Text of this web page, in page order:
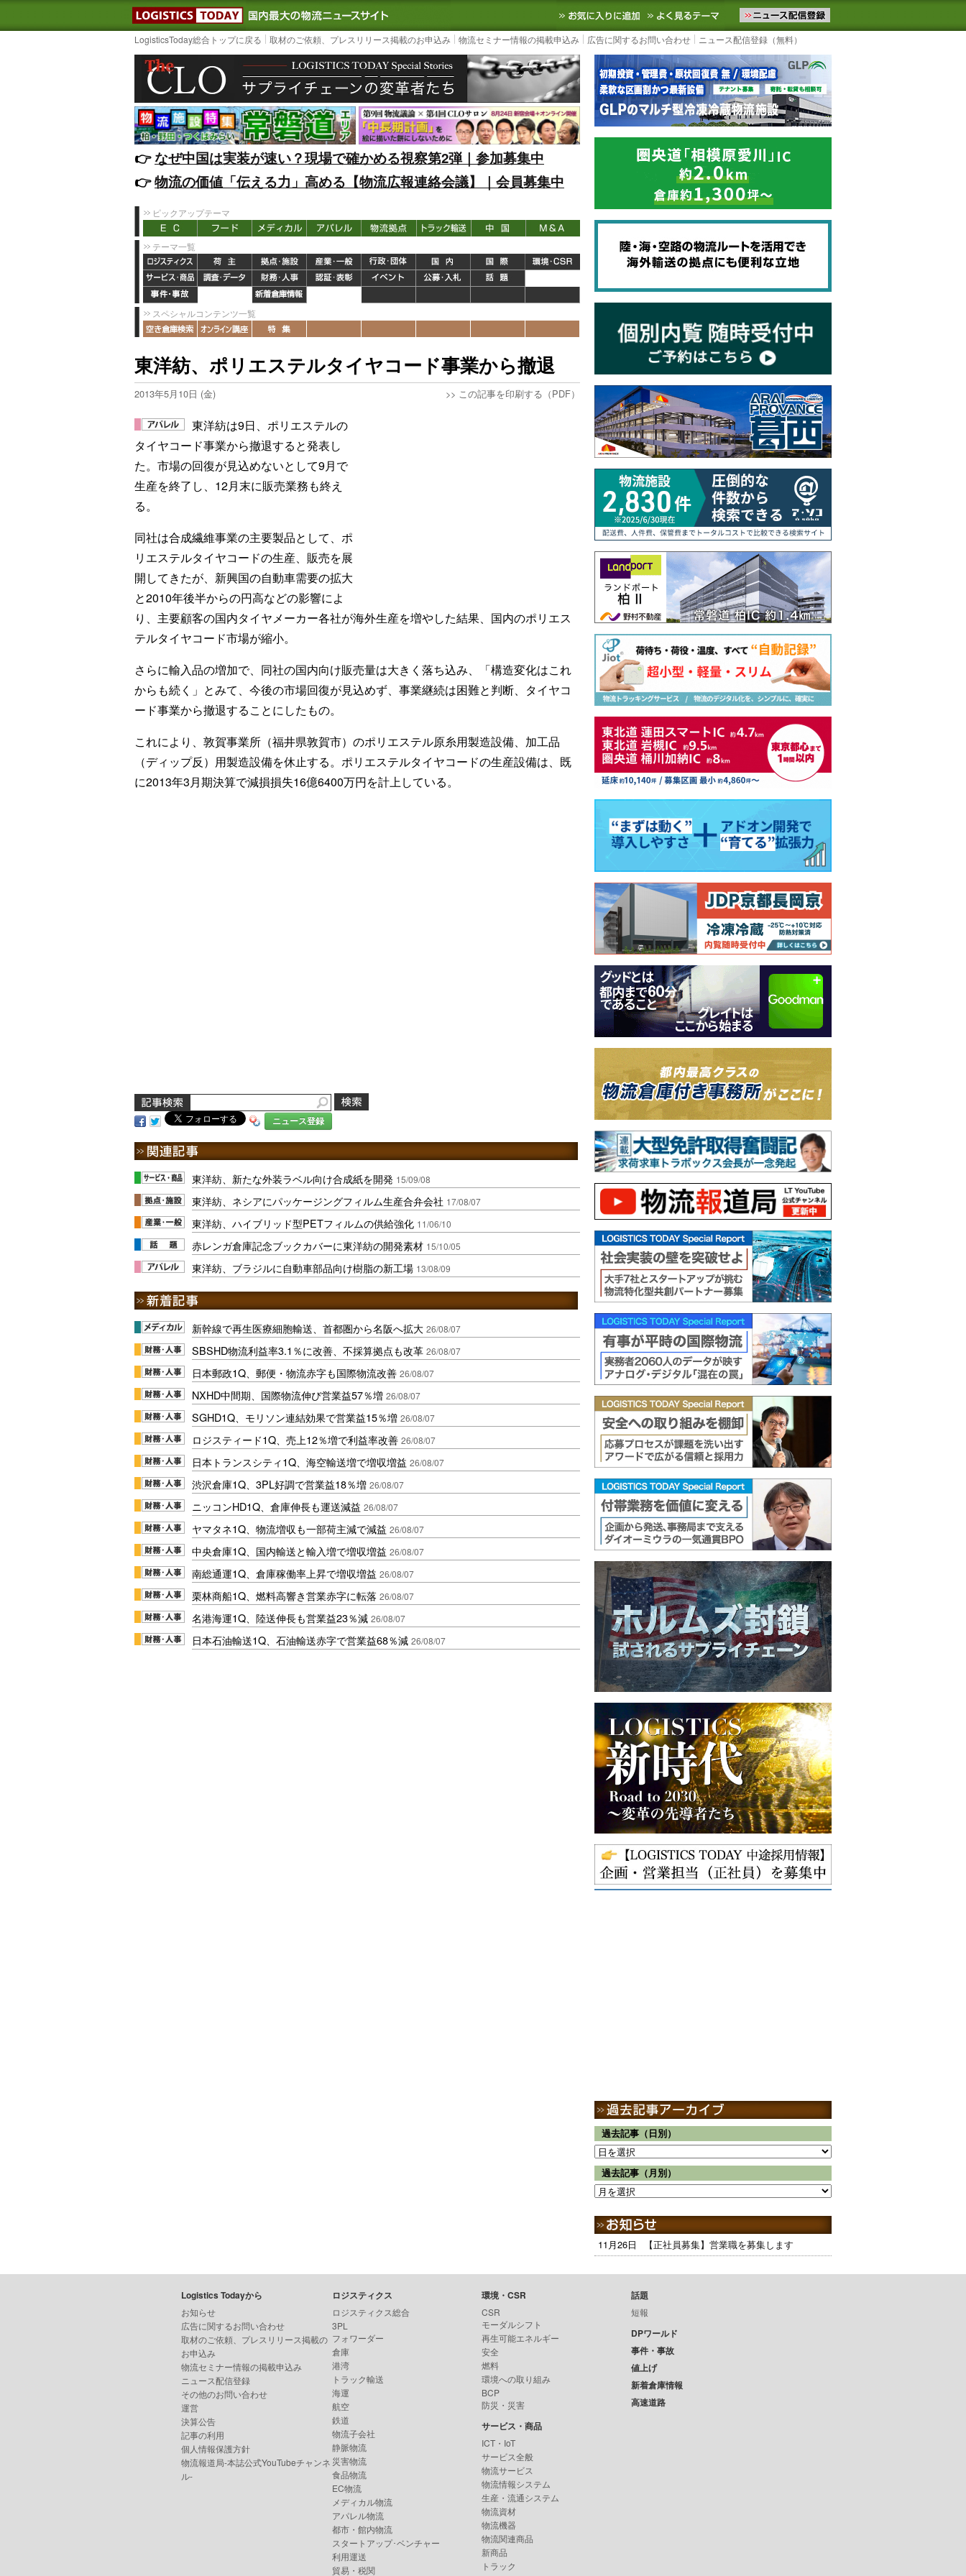
LOGISTICS TODAY｜国内最大の物流ニュースサイト3PL, SCMなど国内外の最新の物流ニュースをお届けします。物流ニュースメール配信を登録す
お気に入りに追加 よく見るテーマ
LogisticsToday総合トップに戻る 取材のご依頼、プレスリリース掲載のお申込み 物流セミナー情報の掲載申込み 広告に関するお問い合わせ ニュース配信登録（無料）
👉️なぜ中国は実装が速い？現場で確かめる視察第2弾｜参加募集中
👉️物流の価値「伝える力」高める【物流広報連絡会議】｜会員募集中
ピックアップテーマ
テーマ一覧
スペシャルコンテンツ一覧
東洋紡、ポリエステルタイヤコード事業から撤退
2013年5月10日 (金) >> この記事を印刷する（PDF）
東洋紡は9日、ポリエステルの
タイヤコード事業から撤退すると発表し
た。市場の回復が見込めないとして9月で
生産を終了し、12月末に販売業務も終え
る。
同社は合成繊維事業の主要製品として、ポ
リエステルタイヤコードの生産、販売を展
開してきたが、新興国の自動車需要の拡大
と2010年後半からの円高などの影響によ
り、主要顧客の国内タイヤメーカー各社が海外生産を増やした結果、国内のポリエス
テルタイヤコード市場が縮小。
さらに輸入品の増加で、同社の国内向け販売量は大きく落ち込み、「構造変化はこれ
からも続く」とみて、今後の市場回復が見込めず、事業継続は困難と判断、タイヤコ
ード事業から撤退することにしたもの。
これにより、敦賀事業所（福井県敦賀市）のポリエステル原糸用製造設備、加工品
（ディップ反）用製造設備を休止する。ポリエステルタイヤコードの生産設備は、既
に2013年3月期決算で減損損失16億6400万円を計上している。
ニュース登録
東洋紡、新たな外装ラベル向け合成紙を開発 15/09/08
東洋紡、ネシアにパッケージングフィルム生産合弁会社 17/08/07
東洋紡、ハイブリッド型PETフィルムの供給強化 11/06/10
赤レンガ倉庫記念ブックカバーに東洋紡の開発素材 15/10/05
東洋紡、ブラジルに自動車部品向け樹脂の新工場 13/08/09
新幹線で再生医療細胞輸送、首都圏から名阪へ拡大 26/08/07
SBSHD物流利益率3.1％に改善、不採算拠点も改革 26/08/07
日本郵政1Q、郵便・物流赤字も国際物流改善 26/08/07
NXHD中間期、国際物流伸び営業益57％増 26/08/07
SGHD1Q、モリソン連結効果で営業益15％増 26/08/07
ロジスティード1Q、売上12％増で利益率改善 26/08/07
日本トランスシティ1Q、海空輸送増で増収増益 26/08/07
渋沢倉庫1Q、3PL好調で営業益18％増 26/08/07
ニッコンHD1Q、倉庫伸長も運送減益 26/08/07
ヤマタネ1Q、物流増収も一部荷主減で減益 26/08/07
中央倉庫1Q、国内輸送と輸入増で増収増益 26/08/07
南総通運1Q、倉庫稼働率上昇で増収増益 26/08/07
栗林商船1Q、燃料高響き営業赤字に転落 26/08/07
名港海運1Q、陸送伸長も営業益23％減 26/08/07
日本石油輸送1Q、石油輸送赤字で営業益68％減 26/08/07
過去記事（日別）
過去記事（月別）
11月26日 【正社員募集】営業職を募集します
Logistics Todayから
お知らせ
広告に関するお問い合わせ
取材のご依頼、プレスリリース掲載の
お申込み
物流セミナー情報の掲載申込み
ニュース配信登録
その他のお問い合わせ
運営
決算公告
記事の利用
個人情報保護方針
物流報道局-本誌公式YouTubeチャンネ
ル-
ロジスティクス
ロジスティクス総合
3PL
フォワーダー
倉庫
港湾
トラック輸送
海運
航空
鉄道
物流子会社
静脈物流
災害物流
食品物流
EC物流
メディカル物流
アパレル物流
都市・館内物流
スタートアップ･ベンチャー
利用運送
貿易・税関
環境・CSR
CSR
モーダルシフト
再生可能エネルギー
安全
燃料
環境への取り組み
BCP
防災・災害
サービス・商品
ICT・IoT
サービス全般
物流サービス
物流情報システム
生産・流通システム
物流資材
物流機器
物流関連商品
新商品
トラック
話題
短報
DPワールド
事件・事故
値上げ
新着倉庫情報
高速道路